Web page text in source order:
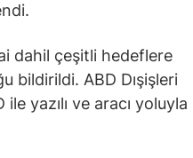
dahil çeşitli hedeflere
bildirildi. ABD Dışişleri
yazılı ve aracı yoluyla